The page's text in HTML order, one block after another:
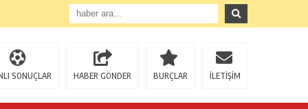
SONUÇLAR HABER GÖNDER BURÇLAR İLETİŞİM